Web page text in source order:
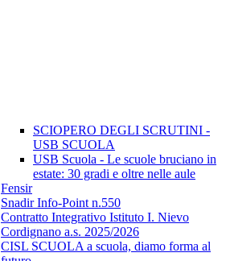
SCIOPERO DEGLI SCRUTINI -
USB SCUOLA
USB Scuola - Le scuole bruciano in
estate: 30 gradi e oltre nelle aule
Fensir
Snadir Info-Point n.550
Contratto Integrativo Istituto I. Nievo
Cordignano a.s. 2025/2026
CISL SCUOLA a scuola, diamo forma al